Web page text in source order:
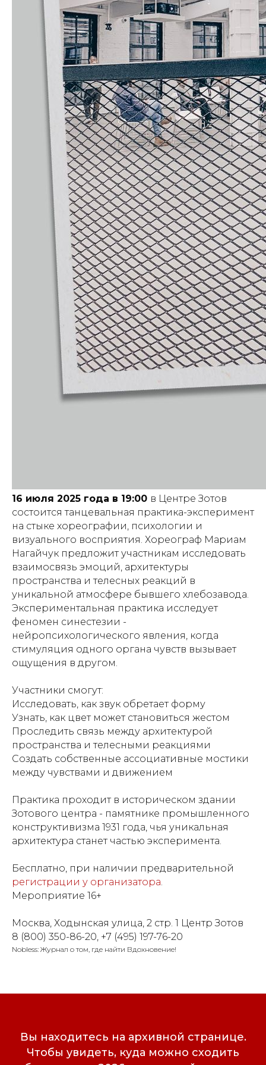
16 июля 2025 года в 19:00 в Центре Зотов
состоится танцевальная практика-эксперимент
на стыке хореографии, психологии и
визуального восприятия. Хореограф Мариам
Нагайчук предложит участникам исследовать
взаимосвязь эмоций, архитектуры
пространства и телесных реакций в
уникальной атмосфере бывшего хлебозавода.
Экспериментальная практика исследует
феномен синестезии -
нейропсихологического явления, когда
стимуляция одного органа чувств вызывает
ощущения в другом.
Участники смогут:
Исследовать, как звук обретает форму
Узнать, как цвет может становиться жестом
Проследить связь между архитектурой
пространства и телесными реакциями
Создать собственные ассоциативные мостики
между чувствами и движением
Практика проходит в историческом здании
Зотового центра - памятнике промышленного
конструктивизма 1931 года, чья уникальная
архитектура станет частью эксперимента.
Бесплатно, при наличии предварительной
регистрации у организатора.
Мероприятие 16+
Москва, Ходынская улица, 2 стр. 1 Центр Зотов
8 (800) 350-86-20, +7 (495) 197-76-20
Nobless: Журнал о том, где найти Вдохновение!
Вы находитесь на архивной странице.
Чтобы увидеть, куда можно сходить